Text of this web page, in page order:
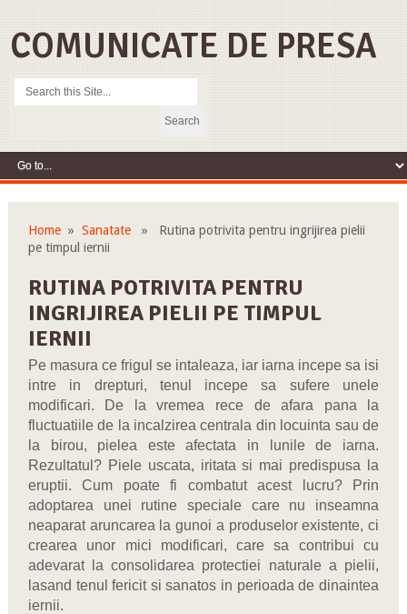
COMUNICATE DE PRESA
Home» Sanatate» Rutina potrivita pentru ingrijirea pielii
pe timpul iernii
RUTINA POTRIVITA PENTRU
INGRIJIREA PIELII PE TIMPUL
IERNII
Pe masura ce frigul se intaleaza, iar iarna incepe sa isi
intre in drepturi, tenul incepe sa sufere unele
modificari. De la vremea rece de afara pana la
fluctuatiile de la incalzirea centrala din locuinta sau de
la birou, pielea este afectata in lunile de iarna.
Rezultatul? Piele uscata, iritata si mai predispusa la
eruptii. Cum poate fi combatut acest lucru? Prin
adoptarea unei rutine speciale care nu inseamna
neaparat aruncarea la gunoi a produselor existente, ci
crearea unor mici modificari, care sa contribui cu
adevarat la consolidarea protectiei naturale a pielii,
lasand tenul fericit si sanatos in perioada de dinaintea
iernii.